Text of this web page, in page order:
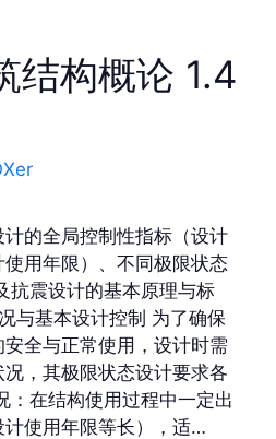
结构概论 1.4
的全局控制性指标（设计
用年限）、不同极限状态
抗震设计的基本原理与标
与基本设计控制 为了确保
全与正常使用，设计时需
，其极限状态设计要求各
：在结构使用过程中一定出
使用年限等长），适…